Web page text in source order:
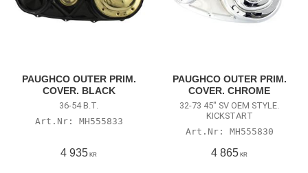
PAUGHCO OUTER PRIM.
COVER. BLACK
36-54 B.T.
MH555833
4 935 KR
PAUGHCO OUTER PRIM.
COVER. CHROME
32-73 45" SV OEM STYLE.
KICKSTART
MH555830
4 865 KR